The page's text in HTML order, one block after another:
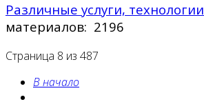
Различные услуги, технологии
материалов: 2196
Страница 8 из 487
В начало